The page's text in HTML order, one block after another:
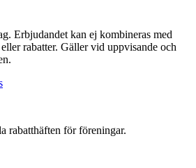
Erbjudandet kan ej kombineras med
rabatter. Gäller vid uppvisande och
rabatthäften för föreningar.